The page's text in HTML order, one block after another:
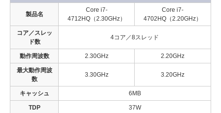
製品名
Core i7-
4712HQ（2.30GHz）
Core i7-
4702HQ（2.20GHz）
コア／スレッ
ド数
4コア／8スレッド
動作周波数 2.30GHz 2.20GHz
最大動作周波
数
3.30GHz 3.20GHz
キャッシュ 6MB
TDP 37W